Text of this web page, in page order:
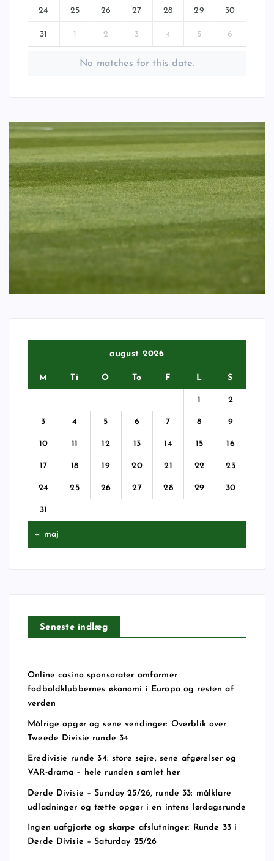
24 25 26 27 28 29 30
31 1 2 3 4 5 6
No matches for this date.
august 2026
M Ti O To F L S
1 2
3 4 5 6 7 8 9
10 11 12 13 14 15 16
17 18 19 20 21 22 23
24 25 26 27 28 29 30
31
« maj
Seneste indlæg
Online casino sponsorater omformer
fodboldklubbernes økonomi i Europa og resten af
verden
Målrige opgør og sene vendinger: Overblik over
Tweede Divisie runde 34
Eredivisie runde 34: store sejre, sene afgørelser og
VAR-drama – hele runden samlet her
Derde Divisie – Sunday 25/26, runde 33: målklare
udladninger og tætte opgør i en intens lørdagsrunde
Ingen uafgjorte og skarpe afslutninger: Runde 33 i
Derde Divisie – Saturday 25/26